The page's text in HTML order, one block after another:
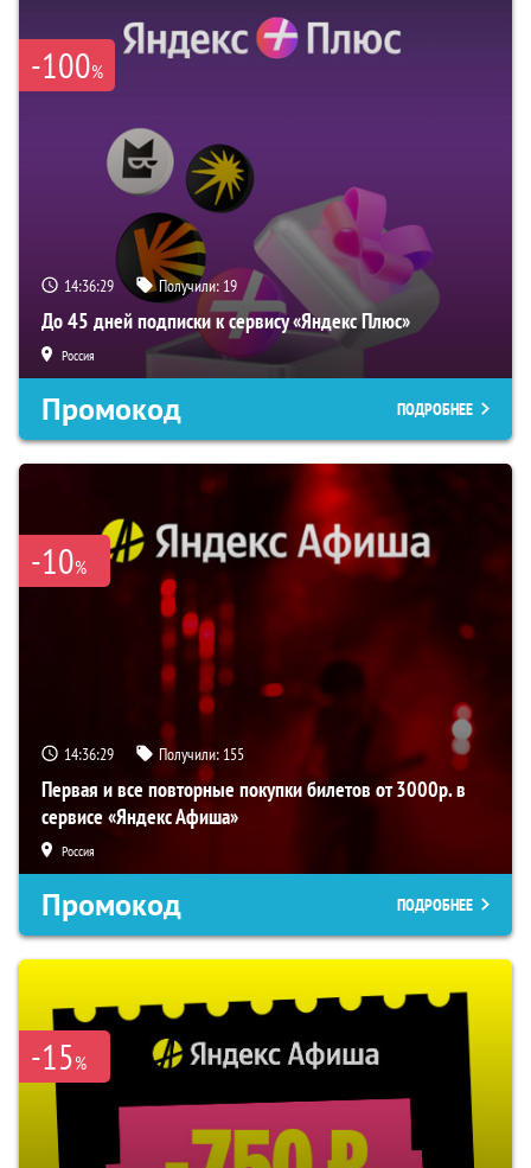
-100%
14:36:29 Получили: 19
До 45 дней подписки к сервису «Яндекс Плюс»
Россия
Промокод ПОДРОБНЕЕ
-10%
14:36:29 Получили: 155
Первая и все повторные покупки билетов от 3000р. в
сервисе «Яндекс Афиша»
Россия
Промокод ПОДРОБНЕЕ
-15%